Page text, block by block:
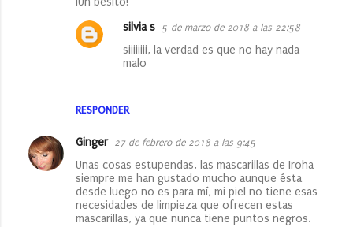
RESPONDER
silvia s 5 de marzo de 2018 a las 22:58
siiiiiiii, la verdad es que no hay nada
malo
Ginger 27 de febrero de 2018 a las 9:45
Unas cosas estupendas, las mascarillas de Iroha
siempre me han gustado mucho aunque ésta
desde luego no es para mí, mi piel no tiene esas
necesidades de limpieza que ofrecen estas
mascarillas, ya que nunca tiene puntos negros.